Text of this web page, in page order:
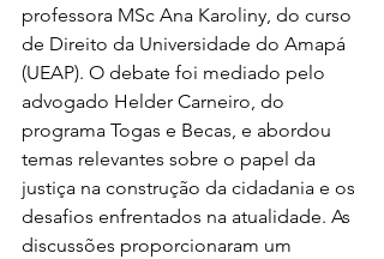
professora MSc Ana Karoliny, do curso
de Direito da Universidade do Amapá
(UEAP). O debate foi mediado pelo
advogado Helder Carneiro, do
programa Togas e Becas, e abordou
temas relevantes sobre o papel da
justiça na construção da cidadania e os
desafios enfrentados na atualidade. As
discussões proporcionaram um